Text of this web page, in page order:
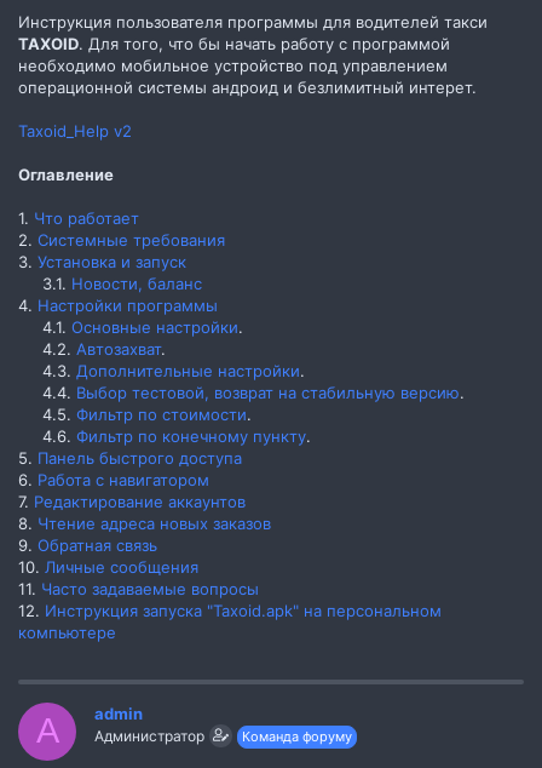
Инструкция пользователя программы для водителей такси
TAXOID. Для того, что бы начать работу с программой
необходимо мобильное устройство под управлением
операционной системы андроид и безлимитный интерет.
Taxoid_Help v2
Оглавление
1. Что работает
2. Системные требования
3. Установка и запуск
3.1. Новости, баланс
4. Настройки программы
4.1. Основные настройки.
4.2. Автозахват.
4.3. Дополнительные настройки.
4.4. Выбор тестовой, возврат на стабильную версию.
4.5. Фильтр по стоимости.
4.6. Фильтр по конечному пункту.​
5. Панель быстрого доступа
6. Работа с навигатором
7. Редактирование аккаунтов
8. Чтение адреса новых заказов
9. Обратная связь
10. Личные сообщения
11. Часто задаваемые вопросы
12. Инструкция запуска "Taxoid.apk" на персональном
компьютере
A admin
Администратор Команда форуму